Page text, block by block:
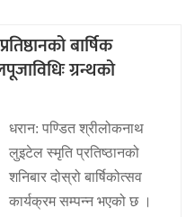
बार्षिक
ग्रन्थको
धरान: पण्डित श्रीलोकनाथ
लुइटेल स्मृति प्रतिष्ठानको
शनिबार दोस्रो बार्षिकोत्सव
कार्यक्रम सम्पन्न भएको छ ।